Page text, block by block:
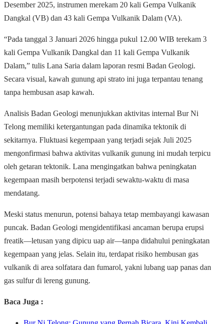
Desember 2025, instrumen merekam 20 kali Gempa Vulkanik
Dangkal (VB) dan 43 kali Gempa Vulkanik Dalam (VA).
“Pada tanggal 3 Januari 2026 hingga pukul 12.00 WIB terekam 3
kali Gempa Vulkanik Dangkal dan 11 kali Gempa Vulkanik
Dalam,” tulis Lana Saria dalam laporan resmi Badan Geologi.
Secara visual, kawah gunung api strato ini juga terpantau tenang
tanpa hembusan asap kawah.
Analisis Badan Geologi menunjukkan aktivitas internal Bur Ni
Telong memiliki ketergantungan pada dinamika tektonik di
sekitarnya. Fluktuasi kegempaan yang terjadi sejak Juli 2025
mengonfirmasi bahwa aktivitas vulkanik gunung ini mudah terpicu
oleh getaran tektonik. Lana mengingatkan bahwa peningkatan
kegempaan masih berpotensi terjadi sewaktu-waktu di masa
mendatang.
Meski status menurun, potensi bahaya tetap membayangi kawasan
puncak. Badan Geologi mengidentifikasi ancaman berupa erupsi
freatik—letusan yang dipicu uap air—tanpa didahului peningkatan
kegempaan yang jelas. Selain itu, terdapat risiko hembusan gas
vulkanik di area solfatara dan fumarol, yakni lubang uap panas dan
gas sulfur di lereng gunung.
Baca Juga :